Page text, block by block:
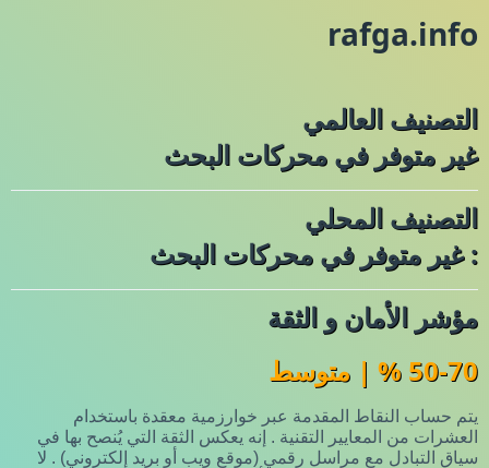
rafga.info
التصنيف العالمي
غير متوفر في محركات البحث
التصنيف المحلي
: غير متوفر في محركات البحث
مؤشر الأمان و الثقة
50-70 % | متوسط
يتم حساب النقاط المقدمة عبر خوارزمية معقدة باستخدام
العشرات من المعايير التقنية . إنه يعكس الثقة التي يُنصح بها في
سياق التبادل مع مراسل رقمي (موقع ويب أو بريد إلكتروني) . لا